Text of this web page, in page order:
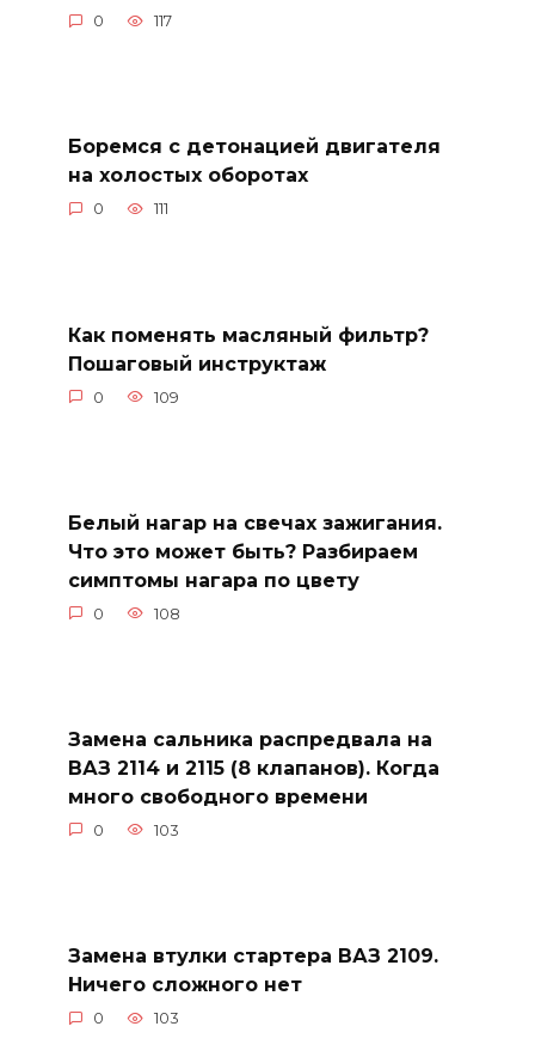
0 117
Боремся с детонацией двигателя
на холостых оборотах
0 111
Как поменять масляный фильтр?
Пошаговый инструктаж
0 109
Белый нагар на свечах зажигания.
Что это может быть? Разбираем
симптомы нагара по цвету
0 108
Замена сальника распредвала на
ВАЗ 2114 и 2115 (8 клапанов). Когда
много свободного времени
0 103
Замена втулки стартера ВАЗ 2109.
Ничего сложного нет
0 103